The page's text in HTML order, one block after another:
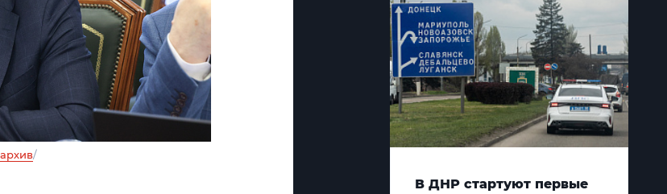
/
В ДНР стартуют первые